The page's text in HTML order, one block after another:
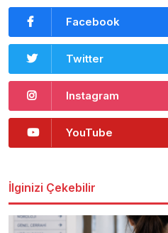
Facebook
Twitter
Instagram
YouTube
İlginizi Çekebilir